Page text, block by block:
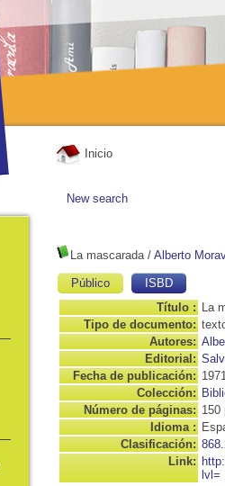
Inicio
New search
La mascarada/ Alberto
Público
ISBD
Título : La
Tipo de documento:
Autores:
Editorial:
Fecha de publicación:
Colección:
Número de páginas: 150
Idioma :
Clasificación:
Link:
lvl=